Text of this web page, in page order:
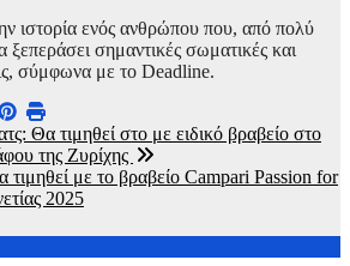
ιστορία ενός ανθρώπου που, από πολύ
ξεπεράσει σημαντικές σωματικές και
σύμφωνα με το Deadline.
Θα τιμηθεί στο με ειδικό βραβείο στο
της Ζυρίχης
με το βραβείο Campari Passion for
2025